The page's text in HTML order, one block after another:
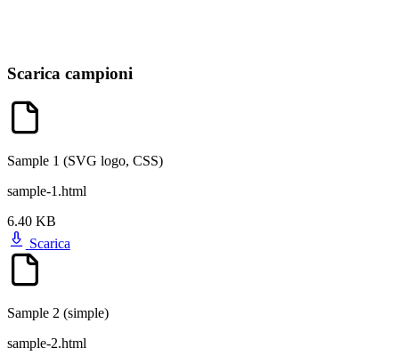
Scarica campioni
Sample 1 (SVG logo, CSS)
sample-1.html
6.40 KB
Scarica
Sample 2 (simple)
sample-2.html